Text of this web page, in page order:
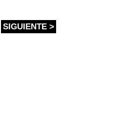
SIGUIENTE >